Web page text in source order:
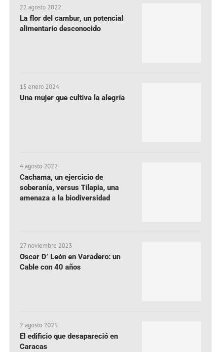
22 agosto 2022
La flor del cambur, un potencial
alimentario desconocido
15 enero 2024
Una mujer que cultiva la alegría
4 agosto 2022
Cachama, un ejercicio de
soberanía, versus Tilapia, una
amenaza a la biodiversidad
27 noviembre 2023
Oscar D’ León en Varadero: un
Cable con 40 años
2 agosto 2025
El edificio que desapareció en
Caracas